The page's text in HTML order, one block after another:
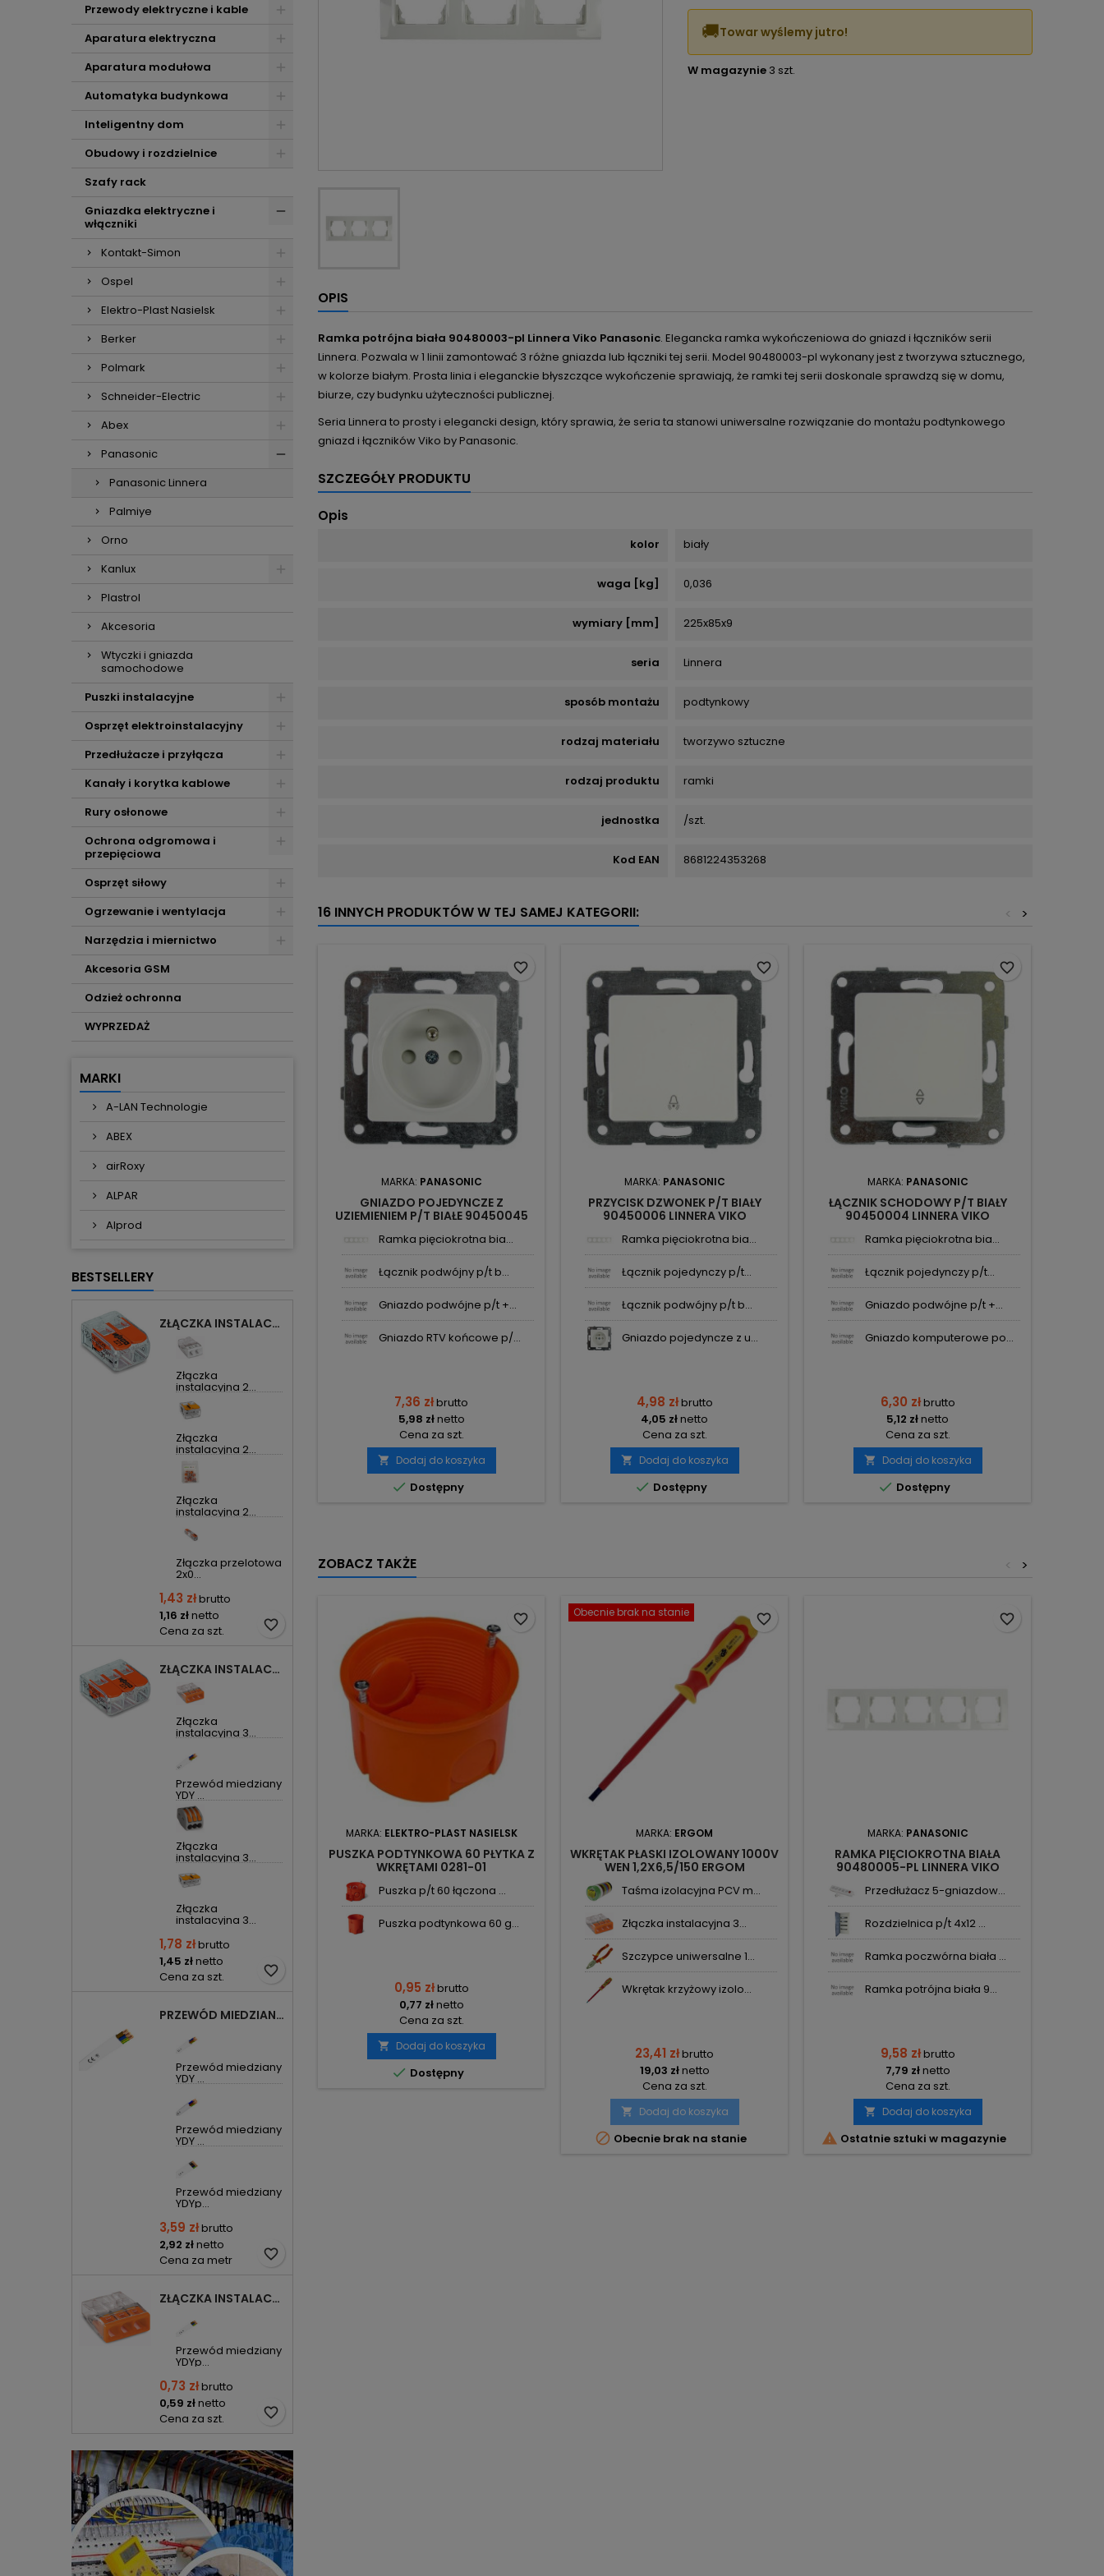
Przewody elektryczne i kable
Aparatura elektryczna
Aparatura modułowa
Automatyka budynkowa
Inteligentny dom
Obudowy i rozdzielnice
Szafy rack
Gniazdka elektryczne i
włączniki
Kontakt-Simon
Ospel
Elektro-Plast Nasielsk
Berker
Polmark
Schneider-Electric
Abex
Panasonic
Panasonic Linnera
Palmiye
Orno
Kanlux
Plastrol
Akcesoria
Wtyczki i gniazda
samochodowe
Puszki instalacyjne
Osprzęt elektroinstalacyjny
Przedłużacze i przyłącza
Kanały i korytka kablowe
Rury osłonowe
Ochrona odgromowa i
przepięciowa
Osprzęt siłowy
Ogrzewanie i wentylacja
Narzędzia i miernictwo
Akcesoria GSM
Odzież ochronna
WYPRZEDAŻ
MARKI
A-LAN Technologie
ABEX
airRoxy
ALPAR
Alprod
BESTSELLERY
ZŁĄCZKA INSTALACYJNA 2X UNIWERSALNA COMPACT 221-412 WAGO
Złączka
instalacyjna 2...
Złączka
instalacyjna 2...
Złączka
instalacyjna 2...
Złączka przelotowa
2x0...
1,43 złbrutto
1,16 złnetto
Cena za szt.
favorite_border
ZŁĄCZKA INSTALACYJNA 3X UNIWERSALNA COMPACT 221-413 WAGO
Złączka
instalacyjna 3...
Przewód miedziany
YDY ...
Złączka
instalacyjna 3...
Złączka
instalacyjna 3...
1,78 złbrutto
1,45 złnetto
Cena za szt.
favorite_border
PRZEWÓD MIEDZIANY YDYP DRUT 3X1,5MM2 ŻO 450/750V
Przewód miedziany
YDY ...
Przewód miedziany
YDY ...
Przewód miedziany
YDYp...
3,59 złbrutto
2,92 złnetto
Cena za metr
favorite_border
ZŁĄCZKA INSTALACYJNA 3X COMPACT POMARAŃCZOWA 2273-203 WAGO
Przewód miedziany
YDYp...
0,73 złbrutto
0,59 złnetto
Cena za szt.
favorite_border
🚚Towar wyślemy jutro!
W magazynie 3 szt.
OPIS
Ramka potrójna biała 90480003-pl Linnera Viko Panasonic. Elegancka ramka wykończeniowa do gniazd i łączników serii
Linnera. Pozwala w 1 linii zamontować 3 różne gniazda lub łączniki tej serii. Model 90480003-pl wykonany jest z tworzywa sztucznego,
w kolorze białym. Prosta linia i eleganckie błyszczące wykończenie sprawiają, że ramki tej serii doskonale sprawdzą się w domu,
biurze, czy budynku użyteczności publicznej.
Seria Linnera to prosty i elegancki design, który sprawia, że seria ta stanowi uniwersalne rozwiązanie do montażu podtynkowego
gniazd i łączników Viko by Panasonic.
SZCZEGÓŁY PRODUKTU
Opis
kolor biały
waga [kg] 0,036
wymiary [mm] 225x85x9
seria Linnera
sposób montażu podtynkowy
rodzaj materiału tworzywo sztuczne
rodzaj produktu ramki
jednostka /szt.
Kod EAN 8681224353268
16 INNYCH PRODUKTÓW W TEJ SAMEJ KATEGORII: >
<
MARKA: PANASONIC
GNIAZDO POJEDYNCZE Z
UZIEMIENIEM P/T BIAŁE 90450045
Ramka pięciokrotna bia...
Łącznik podwójny p/t b...
Gniazdo podwójne p/t +...
Gniazdo RTV końcowe p/...
7,36 złbrutto
5,98 złnetto
Cena za szt.
 Dodaj do koszyka
 Dostępny
favorite_border
MARKA: PANASONIC
PRZYCISK DZWONEK P/T BIAŁY
90450006 LINNERA VIKO
Ramka pięciokrotna bia...
Łącznik pojedynczy p/t...
Łącznik podwójny p/t b...
Gniazdo pojedyncze z u...
4,98 złbrutto
4,05 złnetto
Cena za szt.
 Dodaj do koszyka
 Dostępny
favorite_border
MARKA: PANASONIC
ŁĄCZNIK SCHODOWY P/T BIAŁY
90450004 LINNERA VIKO
Ramka pięciokrotna bia...
Łącznik pojedynczy p/t...
Gniazdo podwójne p/t +...
Gniazdo komputerowe po...
6,30 złbrutto
5,12 złnetto
Cena za szt.
 Dodaj do koszyka
 Dostępny
favorite_border
ZOBACZ TAKŻE >
<
MARKA: ELEKTRO-PLAST NASIELSK
PUSZKA PODTYNKOWA 60 PŁYTKA Z
WKRĘTAMI 0281-01
POMARAŃCZOWA PK-60 PRO
ELEKTRO-PLAST
Puszka p/t 60 łączona ...
Puszka podtynkowa 60 g...
0,95 złbrutto
0,77 złnetto
Cena za szt.
 Dodaj do koszyka
 Dostępny
favorite_border Obecnie brak na stanie
MARKA: ERGOM
WKRĘTAK PŁASKI IZOLOWANY 1000V
WEN 1,2X6,5/150 ERGOM
Taśma izolacyjna PCV m...
Złączka instalacyjna 3...
Szczypce uniwersalne 1...
Wkrętak krzyżowy izolo...
23,41 złbrutto
19,03 złnetto
Cena za szt.
 Dodaj do koszyka
 Obecnie brak na stanie
favorite_border
MARKA: PANASONIC
RAMKA PIĘCIOKROTNA BIAŁA
90480005-PL LINNERA VIKO
Przedłużacz 5-gniazdow...
Rozdzielnica p/t 4x12 ...
Ramka poczwórna biała ...
Ramka potrójna biała 9...
9,58 złbrutto
7,79 złnetto
Cena za szt.
 Dodaj do koszyka
 Ostatnie sztuki w magazynie
favorite_border